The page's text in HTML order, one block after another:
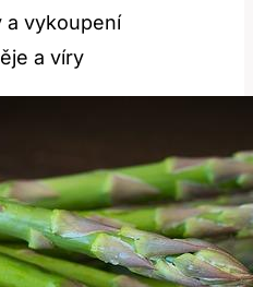
a vykoupení
a víry